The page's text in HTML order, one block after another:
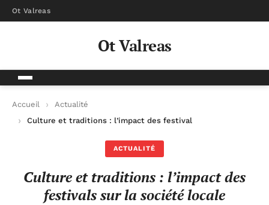
Ot Valreas
Ot Valreas
Accueil
Actualité
Culture et traditions : l’impact des festivals sur la société
ACTUALITÉ
Culture et traditions : l’impact des
festivals sur la société locale